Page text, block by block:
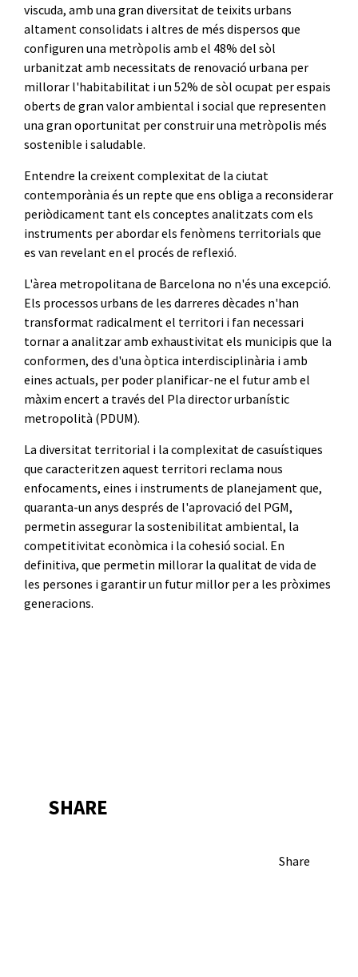
viscuda, amb una gran diversitat de teixits urbans
altament consolidats i altres de més dispersos que
configuren una metròpolis amb el 48% del sòl
urbanitzat amb necessitats de renovació urbana per
millorar l'habitabilitat i un 52% de sòl ocupat per espais
oberts de gran valor ambiental i social que representen
una gran oportunitat per construir una metròpolis més
sostenible i saludable.
Entendre la creixent complexitat de la ciutat
contemporània és un repte que ens obliga a reconsiderar
periòdicament tant els conceptes analitzats com els
instruments per abordar els fenòmens territorials que
es van revelant en el procés de reflexió.
L'àrea metropolitana de Barcelona no n'és una excepció.
Els processos urbans de les darreres dècades n'han
transformat radicalment el territori i fan necessari
tornar a analitzar amb exhaustivitat els municipis que la
conformen, des d'una òptica interdisciplinària i amb
eines actuals, per poder planificar-ne el futur amb el
màxim encert a través del Pla director urbanístic
metropolità (PDUM).
La diversitat territorial i la complexitat de casuístiques
que caracteritzen aquest territori reclama nous
enfocaments, eines i instruments de planejament que,
quaranta-un anys després de l'aprovació del PGM,
permetin assegurar la sostenibilitat ambiental, la
competitivitat econòmica i la cohesió social. En
definitiva, que permetin millorar la qualitat de vida de
les persones i garantir un futur millor per a les pròximes
generacions.
SHARE
Share